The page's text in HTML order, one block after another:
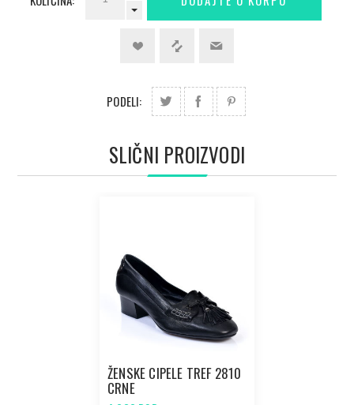
PODELI:
SLIČNI PROIZVODI
ŽENSKE CIPELE TREF 2810
CRNE